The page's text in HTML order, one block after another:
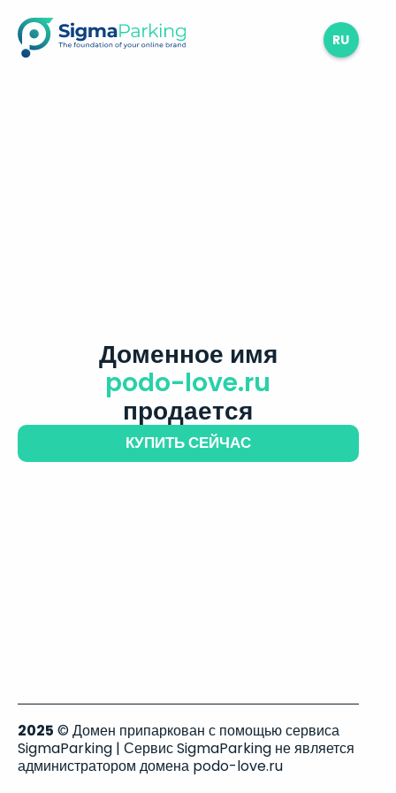
RU
Доменное имя
podo-love.ru
продается
КУПИТЬ СЕЙЧАС
2025 © Домен припаркован с помощью сервиса
SigmaParking | Сервис SigmaParking не является
администратором домена podo-love.ru